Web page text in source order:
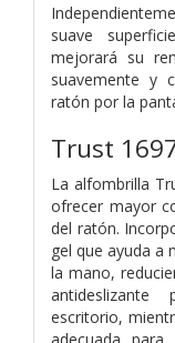
suave
mejorará su
suavemente y
ratón por la
Trust
La alfombrilla
ofrecer mayor
del ratón.
gel que ayuda a
la mano,
antideslizante
escritorio,
adecuada